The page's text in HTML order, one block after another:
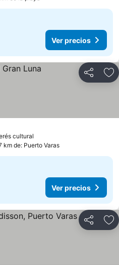
Ver precios
Compartir
cultural
km de: Puerto Varas
Ver precios
Compartir